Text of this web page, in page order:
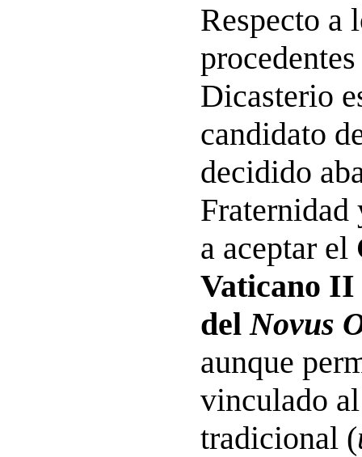
Respecto a
Dicasterio
candidato
decidido
Fraternidad
a aceptar el
Vaticano
del Novus
aunque
vinculado
tradicional (